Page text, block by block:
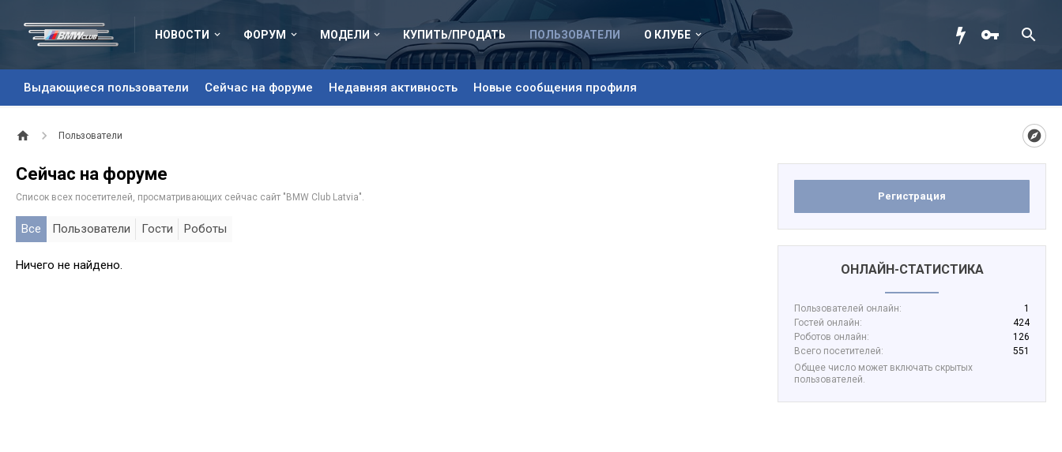
НОВОСТИ ФОРУМ МОДЕЛИ КУПИТЬ/ПРОДАТЬ ПОЛЬЗОВАТЕЛИ
Выдающиеся пользователи Сейчас на форуме Недавняя активность Новые сообщения профиля
О КЛУБЕ
Пользователи
Сейчас на форуме
Список всех посетителей, просматривающих сейчас сайт "BMW Club Latvia".
Все Пользователи Гости Роботы
Ничего не найдено.
Регистрация
ОНЛАЙН-СТАТИСТИКА
Пользователей онлайн:
1
Гостей онлайн:
424
Роботов онлайн:
126
Всего посетителей:
551
Общее число может включать скрытых
пользователей.